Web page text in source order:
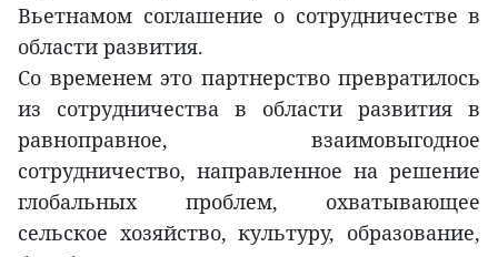
Вьетнамом соглашение о сотрудничестве в
области развития.
Со временем это партнерство превратилось
из сотрудничества в области развития в
равноправное, взаимовыгодное
сотрудничество, направленное на решение
глобальных проблем, охватывающее
сельское хозяйство, культуру, образование,